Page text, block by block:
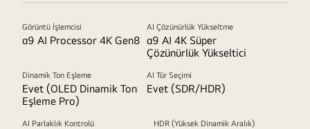
Görüntü İşlemcisi
α9 AI Processor 4K Gen8
AI Çözünürlük Yükseltme
α9 AI 4K Süper
Çözünürlük Yükseltici
Dinamik Ton Eşleme
Evet (OLED Dinamik Ton
Eşleme Pro)
AI Tür Seçimi
Evet (SDR/HDR)
AI Parlaklık Kontrolü HDR (Yüksek Dinamik Aralık)